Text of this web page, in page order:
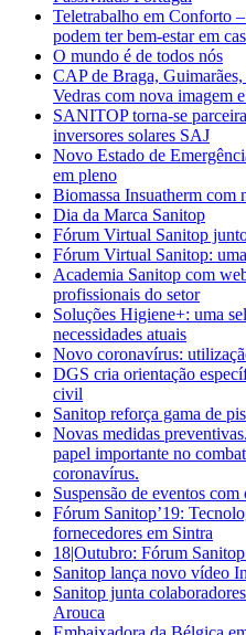
Teletrabalho em Conforto
podem ter bem-estar em
O mundo é de todos nós
CAP de Braga,
Vedras com nova imagem
SANITOP torna-se
inversores solares SAJ
Novo Estado de
em pleno
Biomassa Insuatherm com
Dia da Marca Sanitop
Fórum Virtual Sanitop
Fórum Virtual Sanitop:
Academia Sanitop com
profissionais do setor
Soluções Higiene+: uma
necessidades atuais
Novo coronavírus:
DGS cria orientação
civil
Sanitop reforça gama de
Novas medidas
papel importante no
coronavírus.
Suspensão de eventos
Fórum Sanitop’19:
fornecedores em Sintra
18|Outubro: Fórum
Sanitop lança novo vídeo
Sanitop junta
Arouca